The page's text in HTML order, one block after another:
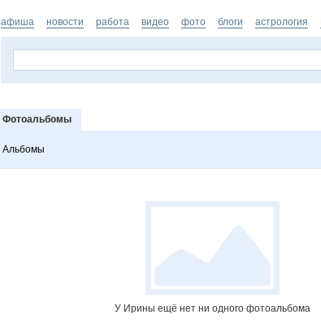
афиша новости работа видео фото блоги астрология
Фотоальбомы
Альбомы
У Ирины ещё нет ни одного фотоальбома